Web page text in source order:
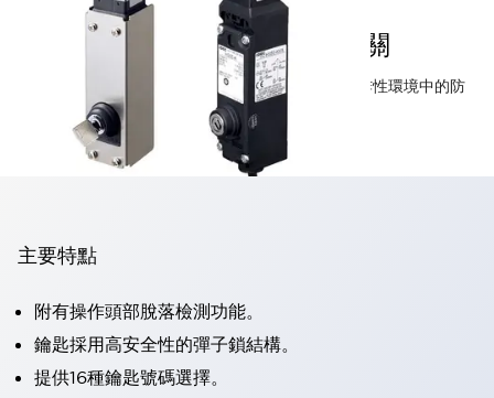
HS5E-K型 鑰匙鎖定型安全開關
使用鑰匙進行鎖定／解鎖的安全開關。亦適用於爆炸性環境中的防
爆安全及機械安全。
2026/7/31 停止販售。
主要特點
附有操作頭部脫落檢測功能。
鑰匙採用高安全性的彈子鎖結構。
提供16種鑰匙號碼選擇。